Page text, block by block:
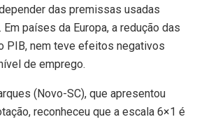
das premissas usadas
países da Europa, a redução das
PIB, nem teve efeitos negativos
de emprego.
(Novo-SC), que apresentou
reconheceu que a escala 6×1 é